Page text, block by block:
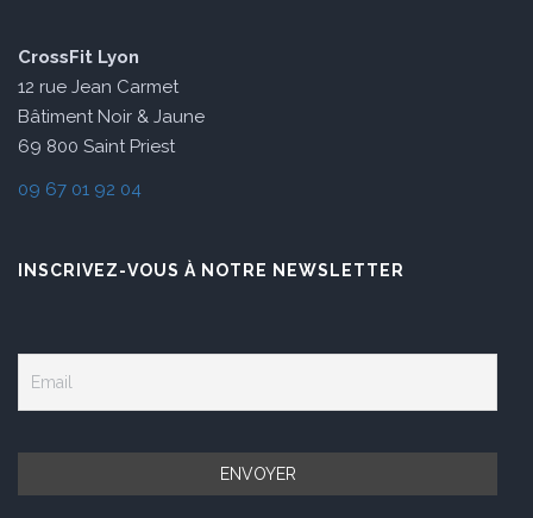
CrossFit Lyon
12 rue Jean Carmet
Bâtiment Noir & Jaune
69 800 Saint Priest
09 67 01 92 04
INSCRIVEZ-VOUS À NOTRE NEWSLETTER